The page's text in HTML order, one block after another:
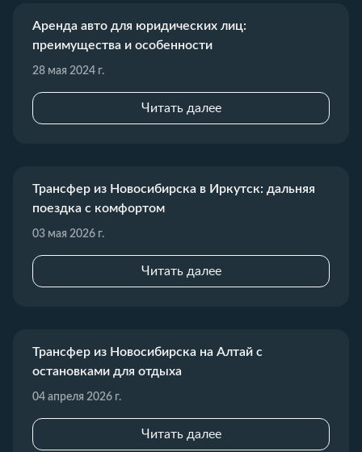
Аренда авто для юридических лиц:
преимущества и особенности
28 мая 2024 г.
Читать далее
Трансфер из Новосибирска в Иркутск: дальняя
поездка с комфортом
03 мая 2026 г.
Читать далее
Трансфер из Новосибирска на Алтай с
остановками для отдыха
04 апреля 2026 г.
Читать далее